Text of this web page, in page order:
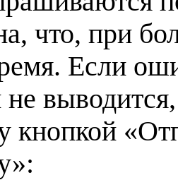
что, при
Если
кнопкой